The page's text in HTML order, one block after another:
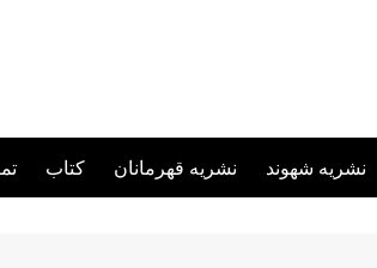
نشریه شهوند نشریه قهرمانان کتاب